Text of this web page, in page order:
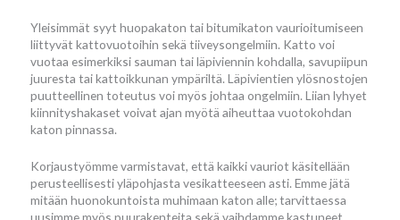
Yleisimmät syyt huopakaton tai bitumikaton vaurioitumiseen
liittyvät kattovuotoihin sekä tiiveysongelmiin. Katto voi
vuotaa esimerkiksi sauman tai läpiviennin kohdalla, savupiipun
juuresta tai kattoikkunan ympäriltä. Läpivientien ylösnostojen
puutteellinen toteutus voi myös johtaa ongelmiin. Liian lyhyet
kiinnityshakaset voivat ajan myötä aiheuttaa vuotokohdan
katon pinnassa.
Korjaustyömme varmistavat, että kaikki vauriot käsitellään
perusteellisesti yläpohjasta vesikatteeseen asti. Emme jätä
mitään huonokuntoista muhimaan katon alle; tarvittaessa
uusimme myös puurakenteita sekä vaihdamme kastuneet